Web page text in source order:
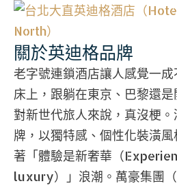
關於英迪格品牌
老字號連鎖酒店讓人感覺一
床上，跟躺在東京、巴黎還是
對新世代旅人來說，真沒梗
牌，以獨特感、個性化裝潢
著「體驗是新奢華（
luxury）」浪潮。萬豪集團